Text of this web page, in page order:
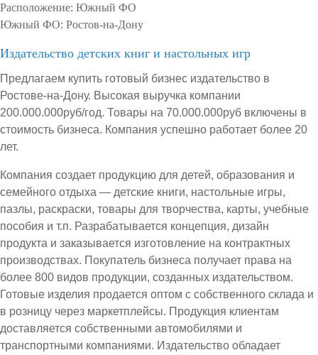
Расположение: Южный ФО
Южный ФО: Ростов-на-Дону
Издательство детских книг и настольных игр
Предлагаем купить готовый бизнес издательство в
Ростове-на-Дону. Высокая выручка компании
200.000.000руб/год. Товары на 70.000.000руб включены в
стоимость бизнеса. Компания успешно работает более 20
лет.
Компания создает продукцию для детей, образования и
семейного отдыха — детские книги, настольные игры,
пазлы, раскраски, товары для творчества, карты, учебные
пособия и т.п. Разрабатывается концепция, дизайн
продукта и заказывается изготовление на контрактных
производствах. Покупатель бизнеса получает права на
более 800 видов продукции, созданных издательством.
Готовые изделия продается оптом с собственного склада и
в розницу через маркетплейсы. Продукция клиентам
доставляется собственными автомобилями и
транспортными компаниями. Издательство обладает